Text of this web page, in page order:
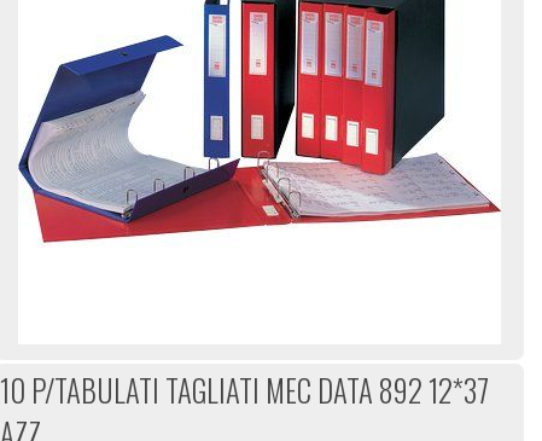
10 P/TABULATI TAGLIATI MEC DATA 892 12*37